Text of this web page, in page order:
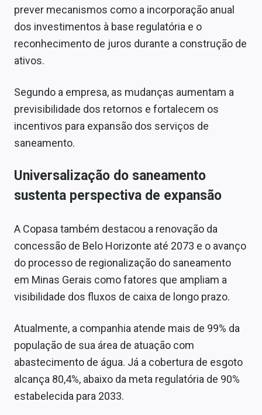
prever mecanismos como a incorporação anual
dos investimentos à base regulatória e o
reconhecimento de juros durante a construção de
ativos.
Segundo a empresa, as mudanças aumentam a
previsibilidade dos retornos e fortalecem os
incentivos para expansão dos serviços de
saneamento.
Universalização do saneamento
sustenta perspectiva de expansão
A Copasa também destacou a renovação da
concessão de Belo Horizonte até 2073 e o avanço
do processo de regionalização do saneamento
em Minas Gerais como fatores que ampliam a
visibilidade dos fluxos de caixa de longo prazo.
Atualmente, a companhia atende mais de 99% da
população de sua área de atuação com
abastecimento de água. Já a cobertura de esgoto
alcança 80,4%, abaixo da meta regulatória de 90%
estabelecida para 2033.